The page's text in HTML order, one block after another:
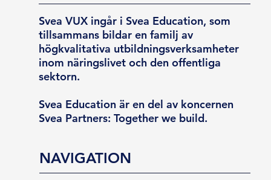
Svea VUX ingår i Svea Education, som
tillsammans bildar en familj av
högkvalitativa utbildningsverksamheter
inom näringslivet och den offentliga
sektorn.
Svea Education är en del av koncernen
Svea Partners: Together we build.
NAVIGATION